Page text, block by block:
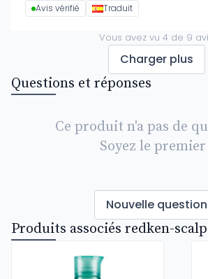
Avis vérifié Traduit
Vous avez vu 4 de 9
Charger plus
Questions et réponses
Ce produit n'a pas de
Soyez le
Nouvelle question
Produits associés redken-scalp